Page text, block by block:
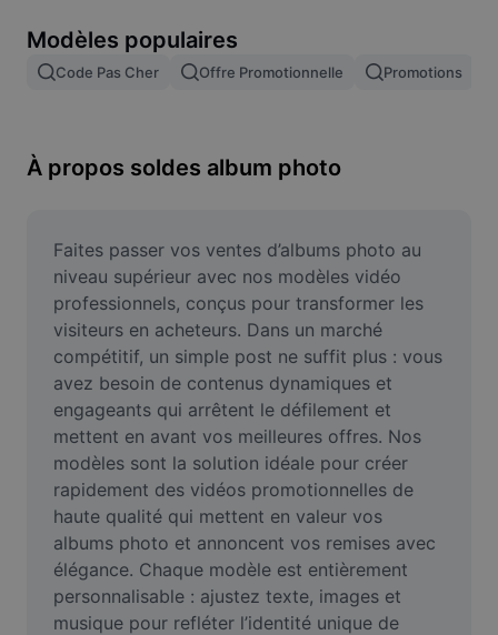
Fusion d'images
Redimensionner une image
Générateur de mèmes
AI Text Remover
AI People Remover
AI Inpainting
Face Cutout
Vidéo
Suppression de l'arrière-plan de vidéos
Amélioration de la qualité
Modèles populaires
Code Pas Cher Offre Promotionnelle Promotions
À propos soldes album photo
Faites passer vos ventes d’albums photo au
niveau supérieur avec nos modèles vidéo
professionnels, conçus pour transformer les
visiteurs en acheteurs. Dans un marché
compétitif, un simple post ne suffit plus : vous
avez besoin de contenus dynamiques et
engageants qui arrêtent le défilement et
mettent en avant vos meilleures offres. Nos
modèles sont la solution idéale pour créer
rapidement des vidéos promotionnelles de
haute qualité qui mettent en valeur vos
albums photo et annoncent vos remises avec
élégance. Chaque modèle est entièrement
personnalisable : ajustez texte, images et
musique pour refléter l’identité unique de